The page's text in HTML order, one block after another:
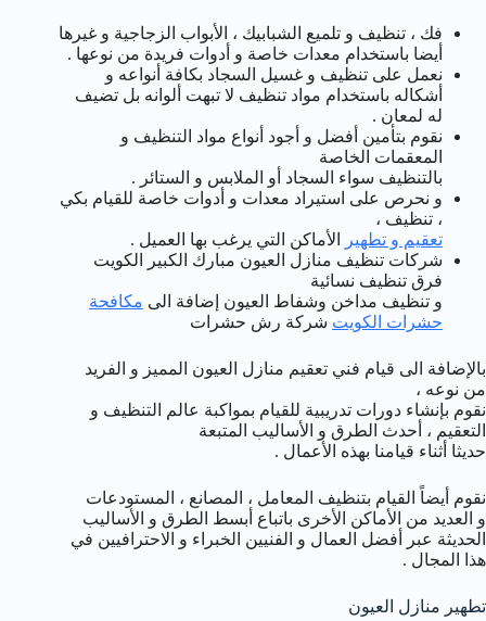
فك ، تنظيف و تلميع الشبابيك ، الأبواب الزجاجية و غيرها
أيضا باستخدام معدات خاصة و أدوات فريدة من نوعها .
نعمل على تنظيف و غسيل السجاد بكافة أنواعه و
أشكاله باستخدام مواد تنظيف لا تبهت ألوانه بل تضيف
له لمعان .
نقوم بتأمين أفضل و أجود أنواع مواد التنظيف و
المعقمات الخاصة
بالتنظيف سواء السجاد أو الملابس و الستائر .
و نحرص على استيراد معدات و أدوات خاصة للقيام بكي
، تنظيف ،
تعقيم و تطهير
الأماكن التي يرغب بها العميل .
شركات تنظيف منازل العيون مبارك الكبير الكويت
فرق تنظيف نسائية
و تنظيف مداخن وشفاط العيون إضافة الى مكافحة
حشرات الكويت شركة رش حشرات
بالإضافة الى قيام فني تعقيم منازل العيون المميز و الفريد
من نوعه ،
نقوم بإنشاء دورات تدريبية للقيام بمواكبة عالم التنظيف و
التعقيم ، أحدث الطرق و الأساليب المتبعة
حديثا أثناء قيامنا بهذه الأعمال .
نقوم أيضاً القيام بتنظيف المعامل ، المصانع ، المستودعات
و العديد من الأماكن الأخرى باتباع أبسط الطرق و الأساليب
الحديثة عبر أفضل العمال و الفنيين الخبراء و الاحترافيين في
هذا المجال .
تطهير منازل العيون